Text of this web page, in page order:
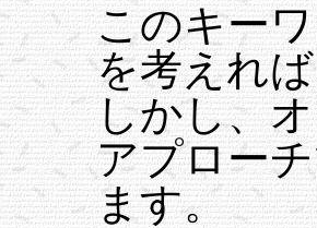
このキー
を考えれ
しかし、
アプロー
ます。